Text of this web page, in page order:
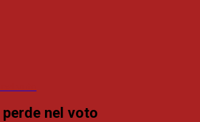
nel voto